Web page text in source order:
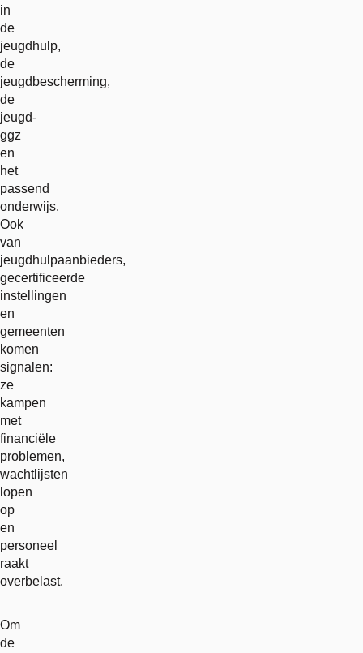
in
de
jeugdhulp,
de
jeugdbescherming,
de
jeugd-
ggz
en
het
passend
onderwijs.
Ook
van
jeugdhulpaanbieders,
gecertificeerde
instellingen
en
gemeenten
komen
signalen:
ze
kampen
met
financiële
problemen,
wachtlijsten
lopen
op
en
personeel
raakt
overbelast.
Om
de